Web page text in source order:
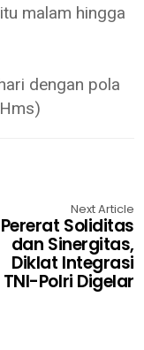
malam hingga
dengan pola
Next Article
Pererat Soliditas
dan Sinergitas,
Diklat Integrasi
TNI-Polri Digelar